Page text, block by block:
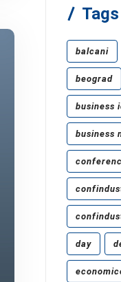
Tags
balcani
beograd
business
business
day